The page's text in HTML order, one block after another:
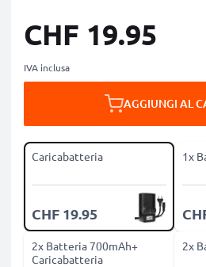
CHF 19.95
IVA inclusa
AGGIUNGI AL
Caricabatteria
CHF 19.95
1x
2x Batteria 700mAh+
Caricabatteria
2x